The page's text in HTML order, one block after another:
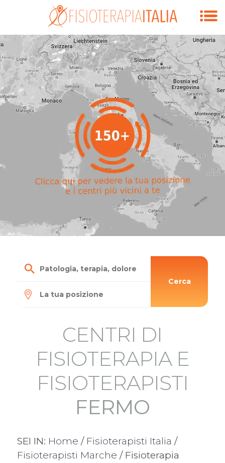
Cerca
CENTRI DI
FISIOTERAPIA E
FISIOTERAPISTI
FERMO
SEI IN: Home / Fisioterapisti Italia /
Fisioterapisti Marche / Fisioterapia